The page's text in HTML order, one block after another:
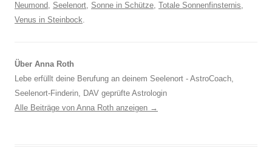
Neumond, Seelenort, Sonne in Schütze, Totale Sonnenfinsternis,
Venus in Steinbock.
Über Anna Roth
Lebe erfüllt deine Berufung an deinem Seelenort - AstroCoach,
Seelenort-Finderin, DAV geprüfte Astrologin
Alle Beiträge von Anna Roth anzeigen →